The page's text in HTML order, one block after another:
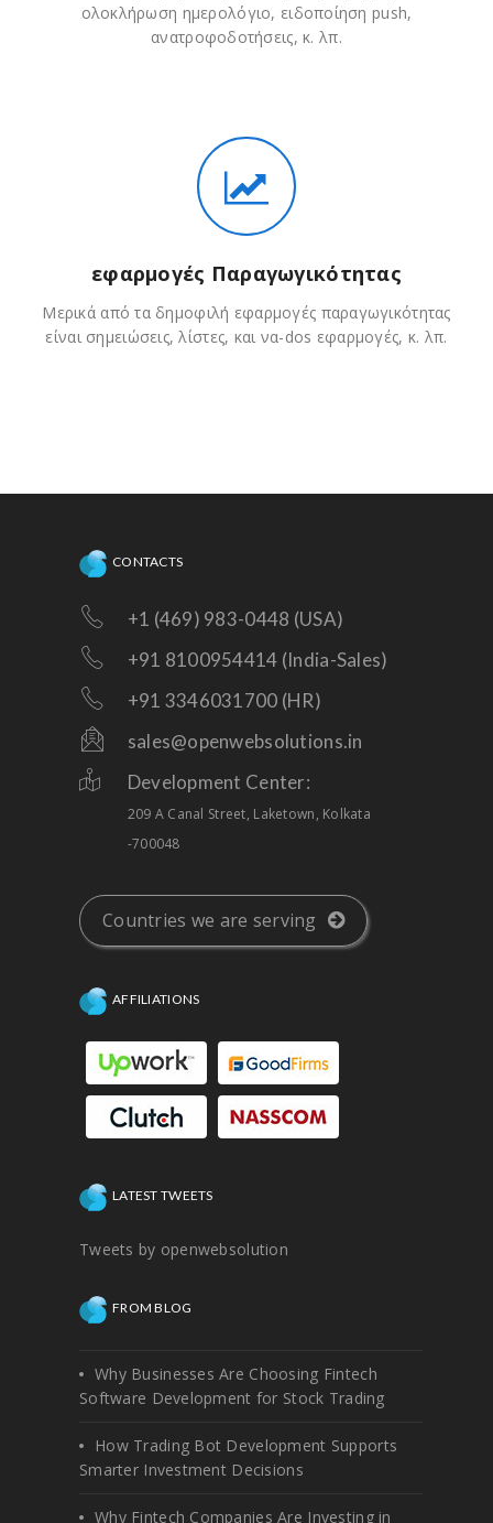
ολοκλήρωση ημερολόγιο, ειδοποίηση push,
ανατροφοδοτήσεις, κ. λπ.
εφαρμογές Παραγωγικότητας
Μερικά από τα δημοφιλή εφαρμογές παραγωγικότητας
είναι σημειώσεις, λίστες, και να-dos εφαρμογές, κ. λπ.
CONTACTS
+1 (469) 983-0448 (USA)
+91 8100954414 (India-Sales)
+91 3346031700 (HR)
sales@openwebsolutions.in
Development Center:
209 A Canal Street, Laketown, Kolkata
-700048
Countries we are serving
AFFILIATIONS
LATEST TWEETS
Tweets by openwebsolution
FROM BLOG
Why Businesses Are Choosing Fintech
Software Development for Stock Trading
How Trading Bot Development Supports
Smarter Investment Decisions
Why Fintech Companies Are Investing in